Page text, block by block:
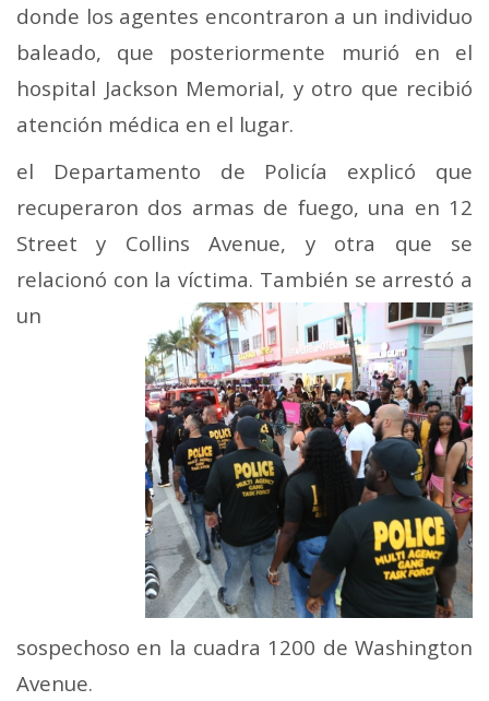
donde los agentes encontraron a un individuo
baleado, que posteriormente murió en el
hospital Jackson Memorial, y otro que recibió
atención médica en el lugar.
el Departamento de Policía explicó que
recuperaron dos armas de fuego, una en 12
Street y Collins Avenue, y otra que se
relacionó con la víctima. También se arrestó a
un
sospechoso en la cuadra 1200 de Washington
Avenue.